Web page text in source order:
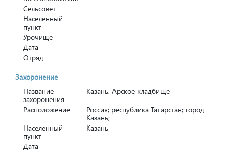
Сельсовет
Населенный
пункт
Урочище
Дата
Отряд
Захоронение
Название
захоронения
Казань, Арское кладбище
Расположение
Россия; республика Татарстан; город
Казань;
Населенный
пункт
Казань
Дата